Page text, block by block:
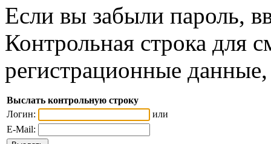
Если вы забыли пароль,
Контрольная строка для
регистрационные
Выслать контрольную строку
Логин:
или
E-Mail: